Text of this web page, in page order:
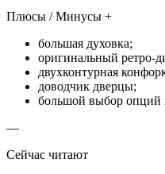
Плюсы / Минусы +
большая духовка;
оригинальный ретро-
двухконтурная
доводчик дверцы;
большой выбор опций
—
Сейчас читают